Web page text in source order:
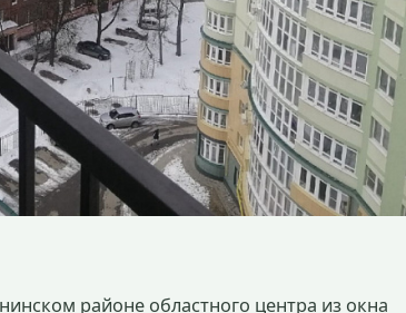
районе областного центра из окна